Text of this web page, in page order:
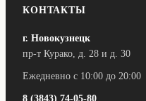
КОНТАКТЫ
г. Новокузнецк
пр-т Курако, д. 28 и д. 30
Ежедневно с 10:00 до 20:00
8 (3843) 74-05-80